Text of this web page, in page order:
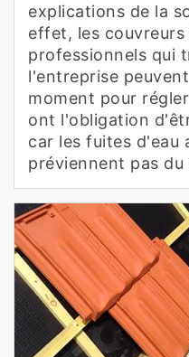
explications de la
effet, les couvreurs
professionnels qui
l'entreprise
moment pour
ont l'obligation
car les fuites d'eau
préviennent pas